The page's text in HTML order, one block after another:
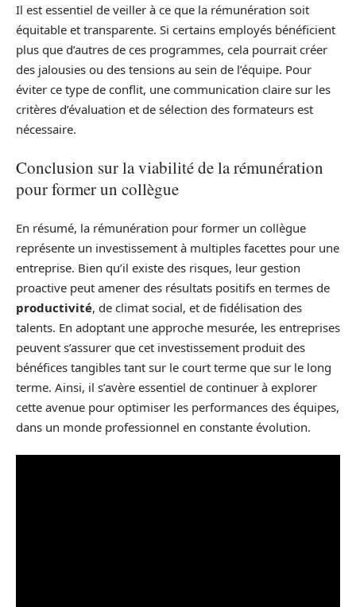
Il est essentiel de veiller à ce que la rémunération soit
équitable et transparente. Si certains employés bénéficient
plus que d’autres de ces programmes, cela pourrait créer
des jalousies ou des tensions au sein de l’équipe. Pour
éviter ce type de conflit, une communication claire sur les
critères d’évaluation et de sélection des formateurs est
nécessaire.
Conclusion sur la viabilité de la rémunération
pour former un collègue
En résumé, la rémunération pour former un collègue
représente un investissement à multiples facettes pour une
entreprise. Bien qu’il existe des risques, leur gestion
proactive peut amener des résultats positifs en termes de
productivité, de climat social, et de fidélisation des
talents. En adoptant une approche mesurée, les entreprises
peuvent s’assurer que cet investissement produit des
bénéfices tangibles tant sur le court terme que sur le long
terme. Ainsi, il s’avère essentiel de continuer à explorer
cette avenue pour optimiser les performances des équipes,
dans un monde professionnel en constante évolution.